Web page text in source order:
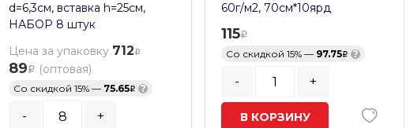
d=6,3см, вставка h=25см,
НАБОР 8 штук
Цена за упаковку 712
89 (оптовая)
Со скидкой 15% — 75.65 ?
- +
60г/м2, 70см*10ярд
115
Со скидкой 15% — 97.75 ?
- +
В КОРЗИНУ